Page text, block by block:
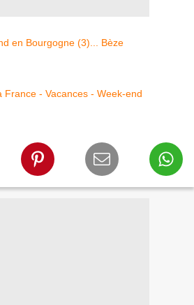
- Vacances - Week-end